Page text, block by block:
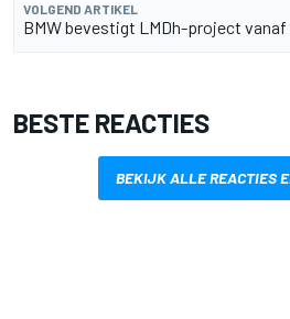
VOLGEND ARTIKEL
BMW bevestigt LMDh-project vanaf
BESTE REACTIES
BEKIJK ALLE REACTIES